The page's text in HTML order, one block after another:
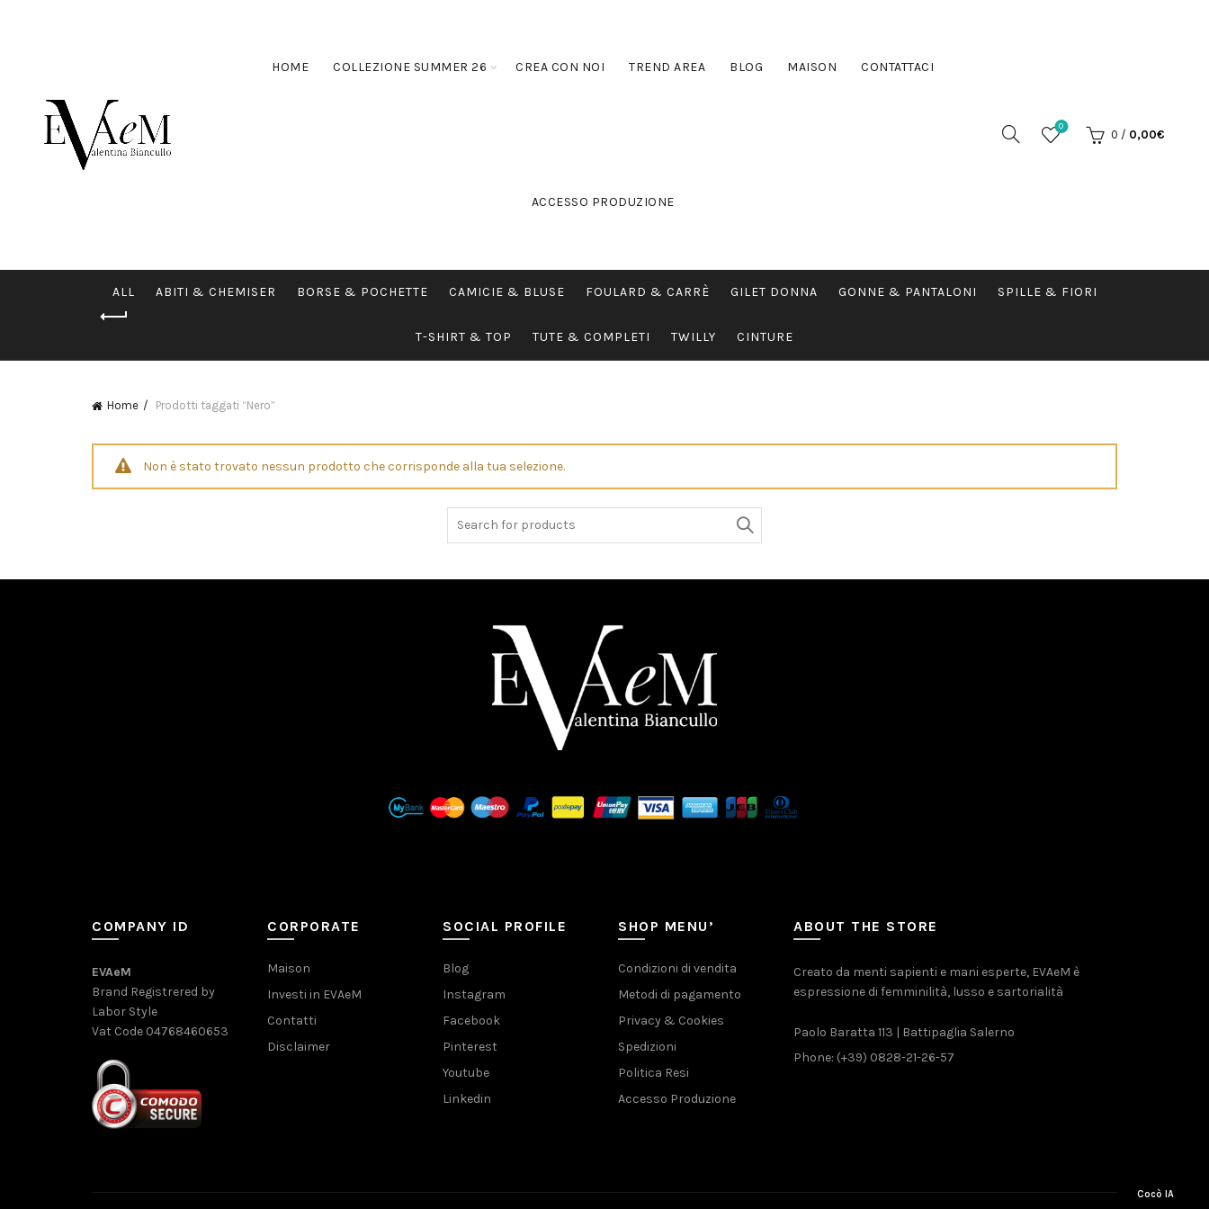
HOME COLLEZIONE SUMMER 26 CREA CON NOI TREND AREA BLOG MAISON CONTATTACI
ACCESSO PRODUZIONE
0
0 / 0,00€
ALL ABITI & CHEMISER BORSE & POCHETTE CAMICIE & BLUSE FOULARD & CARRÈ GILET DONNA GONNE & PANTALONI SPILLE & FIORI
T-SHIRT & TOP TUTE & COMPLETI TWILLY CINTURE
Home Prodotti taggati “Nero”
Non è stato trovato nessun prodotto che corrisponde alla tua selezione.
COMPANY ID
EVAeM
Brand Registrered by
Labor Style
Vat Code 04768460653
CORPORATE
Maison
Investi in EVAeM
Contatti
Disclaimer
SOCIAL PROFILE
Blog
Instagram
Facebook
Pinterest
Youtube
Linkedin
SHOP MENU’
Condizioni di vendita
Metodi di pagamento
Privacy & Cookies
Spedizioni
Politica Resi
Accesso Produzione
ABOUT THE STORE
Creato da menti sapienti e mani esperte, EVAeM è
espressione di femminilità, lusso e sartorialità
Paolo Baratta 113 | Battipaglia Salerno
Phone: (+39) 0828-21-26-57
Cocò IA